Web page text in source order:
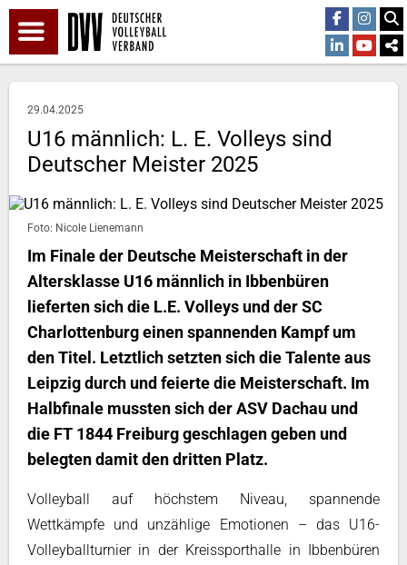
29.04.2025
U16 männlich: L. E. Volleys sind
Deutscher Meister 2025
Foto: Nicole Lienemann
Im Finale der Deutsche Meisterschaft in der
Altersklasse U16 männlich in Ibbenbüren
lieferten sich die L.E. Volleys und der SC
Charlottenburg einen spannenden Kampf um
den Titel. Letztlich setzten sich die Talente aus
Leipzig durch und feierte die Meisterschaft. Im
Halbfinale mussten sich der ASV Dachau und
die FT 1844 Freiburg geschlagen geben und
belegten damit den dritten Platz.
Volleyball auf höchstem Niveau, spannende
Wettkämpfe und unzählige Emotionen – das U16-
Volleyballturnier in der Kreissporthalle in Ibbenbüren